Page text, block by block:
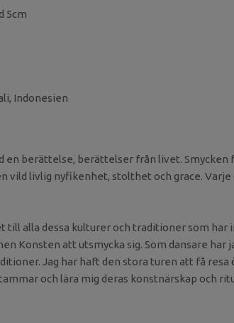
5cm
Indonesien
en berättelse, berättelser från livet. Smycken
vild livlig nyfikenhet, stolthet och grace. Varje
till alla dessa kulturer och traditioner som har
Konsten att utsmycka sig. Som dansare har
Jag har haft den stora turen att få resa
och lära mig deras konstnärskap och